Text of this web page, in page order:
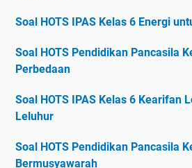
Soal HOTS IPAS Kelas 6 Energi
Soal HOTS Pendidikan Pancasila
Perbedaan
Soal HOTS IPAS Kelas 6 Kearifan
Leluhur
Soal HOTS Pendidikan Pancasila
Bermusyawarah